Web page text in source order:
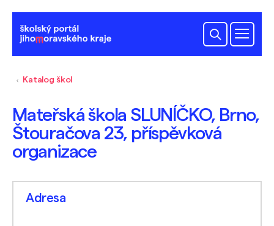
Katalog škol
Mateřská škola SLUNÍČKO, Brno,
Štouračova 23, příspěvková
organizace
Adresa